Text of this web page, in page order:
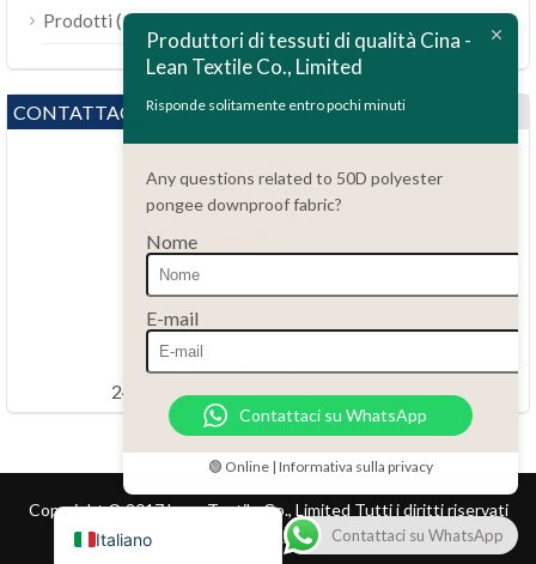
Prodotti (189)
CONTATTACI
Domande?
86.15051486055
haiming@leantex.com
24 ore al giorno, 7 giorni alla settimana
Copyright © 2017 Lean Textile Co., Limited Tutti i diritti riservati
Home
Contatti Servizio clienti
Produttori di tessuti di qualità Cina -
Lean Textile Co., Limited
Risponde solitamente entro pochi minuti
Any questions related to 50D polyester
pongee downproof fabric?
Nome
E-mail
Contattaci su WhatsApp
🟢 Online | Informativa sulla privacy
Contattaci su WhatsApp
Italiano
English
Français
Português do Brasil
Русский
Tiếng Việt
العربية
Bahasa Indonesia
Polski
Bahasa Melayu